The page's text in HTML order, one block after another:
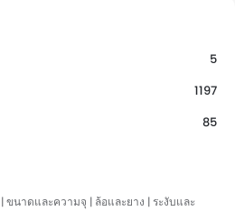
5
1197
85
ขนาดและความจุ | ล้อและยาง | ระงับและ